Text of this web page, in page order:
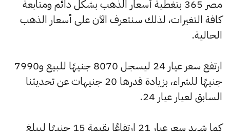
مصر 365 بتغطية أسعار الذهب بشكل دائم ومتابعة
كافة التغيرات، لذلك سنتعرف الآن على أسعار الذهب
الحالية.
ارتفع سعر عيار 24 ليسجل 8070 جنيهًا للبيع و7990
جنيهًا للشراء، بزيادة قدرها 20 جنيهات عن تحديثنا
السابق لعيار عيار 24.
كما شهد سعر عيار 21 ارتفاعًا بقيمة 15 جنيهًا ليبلغ